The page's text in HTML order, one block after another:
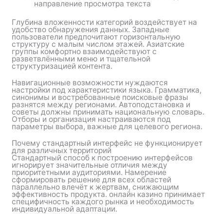
направление просмотра текста
Глубина вложенности категорий воздействует на
удобство обнаружения данных. Западные
пользователи предпочитают горизонтальную
структуру с малым числом этажей. Азиатские
группы комфортно взаимодействуют с
разветвлёнными меню и тщательной
структуризацией контента.
Навигационные возможности нуждаются
настройки под характеристики языка. Грамматика,
синонимы и востребованные поисковые фразы
разнятся между регионами. Автоподстановка и
советы должны принимать национальную словарь.
Отборы и организация настраиваются под
параметры выбора, важные для целевого региона.
Почему стандартный интерфейс не функционирует
для различных территорий
Стандартный способ к построению интерфейсов
игнорирует значительные отличия между
приоритетными аудиториями. Намерение
сформировать решение для всех областей
параллельно влечёт к жертвам, снижающим
эффективность продукта. онлайн казино принимает
специфичность каждого рынка и необходимость
индивидуальной адаптации.